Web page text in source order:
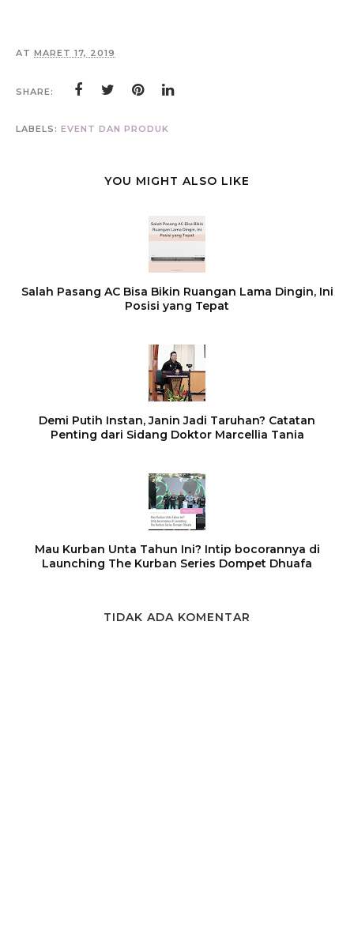
AT MARET 17, 2019
SHARE:
LABELS: EVENT DAN PRODUK
YOU MIGHT ALSO LIKE
Salah Pasang AC Bisa Bikin Ruangan Lama Dingin, Ini
Posisi yang Tepat
Demi Putih Instan, Janin Jadi Taruhan? Catatan
Penting dari Sidang Doktor Marcellia Tania
Mau Kurban Unta Tahun Ini? Intip bocorannya di
Launching The Kurban Series Dompet Dhuafa
TIDAK ADA KOMENTAR